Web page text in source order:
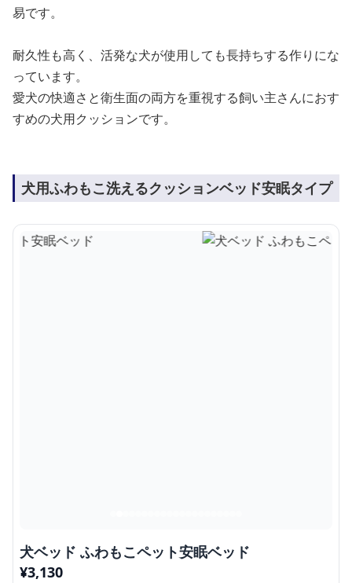
易です。
耐久性も高く、活発な犬が使用しても長持ちする作りにな
っています。
愛犬の快適さと衛生面の両方を重視する飼い主さんにおす
すめの犬用クッションです。
犬用ふわもこ洗えるクッションベッド安眠タイプ
犬ベッド ふわもこペット安眠ベッド
¥3,130